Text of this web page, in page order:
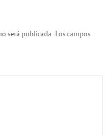
será publicada. Los campos